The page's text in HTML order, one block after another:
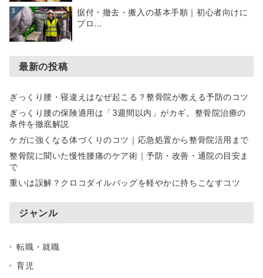
3
据付・撤去・搬入の基本手順｜初心者向けに
プロ...
最新の投稿
ぎっくり腰・寝違えはなぜ起こる？整骨院が教える予防のコツ
ぎっくり腰の保険適用は「3週間以内」がカギ。整骨院治療の
条件を徹底解説
ケガに強くなる体づくりのコツ｜応急処置から整骨院活用まで
整骨院に聞いた慢性腰痛のケア術｜予防・改善・通院の目安ま
で
重いは誤解？クロコダイルバッグを軽やかに持ちこなすコツ
ジャンル
転職・就職
育児